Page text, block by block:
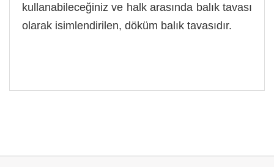
kullanabileceğiniz ve halk arasında balık tavası
olarak isimlendirilen, döküm balık tavasıdır.